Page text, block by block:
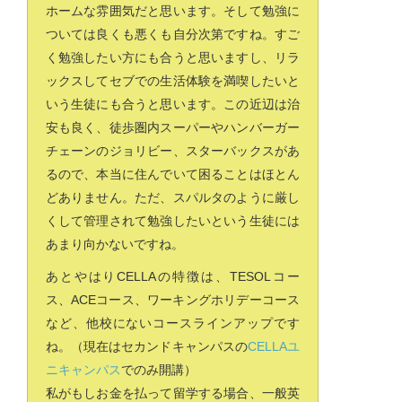
ホームな雰囲気だと思います。そして勉強に
ついては良くも悪くも自分次第ですね。すご
く勉強したい方にも合うと思いますし、リラ
ックスしてセブでの生活体験を満喫したいと
いう生徒にも合うと思います。この近辺は治
安も良く、徒歩圏内スーパーやハンバーガー
チェーンのジョリビー、スターバックスがあ
るので、本当に住んでいて困ることはほとん
どありません。ただ、スパルタのように厳し
くして管理されて勉強したいという生徒には
あまり向かないですね。
あとやはりCELLAの特徴は、TESOLコー
ス、ACEコース、ワーキングホリデーコース
など、他校にないコースラインアップです
ね。（現在はセカンドキャンパスのCELLAユ
ニキャンパスでのみ開講）
私がもしお金を払って留学する場合、一般英